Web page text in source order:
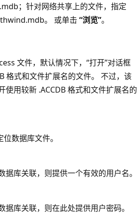
；针对网络共享上的文件，指定
。 或单击 “浏览”。
文件，默认情况下，“打开”对话框
格式和文件扩展名的文件。 不过，该
使用较新 .ACCDB 格式和文件扩展名的
位数据库文件。
据库关联，则提供一个有效的用户名。
据库关联，则在此处提供用户密码。